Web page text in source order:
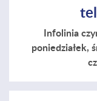
Infolinia
poniedziałek,